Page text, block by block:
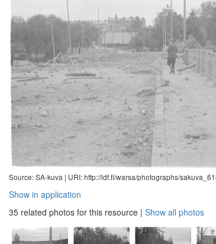
Source: SA-kuva | URI: http://ldf.fi/warsa/photographs/
Show in application
35 related photos for this resource | Show all photos